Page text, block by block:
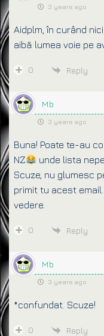
3 years ago
Aidplm, în curând
aibă lumea voie pe
0 Reply
Mb
3 years ago
Buna! Poate te-au
NZ
unde lista
Scuze, nu glumesc
primit tu acest
vedere.
0 Reply
Mb
3 years ago
*confundat. Scuze!
0 Reply